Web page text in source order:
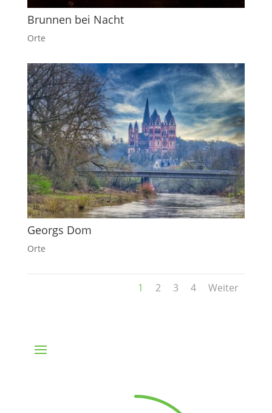
Brunnen bei Nacht
Orte
Georgs Dom
Orte
1 2 3 4 Weiter